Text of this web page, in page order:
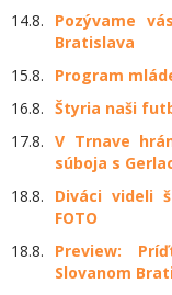
14.8.
Pozývame
Bratislava
15.8.
Program
16.8. Štyria naši
17.8. V Trnave
súboja s
18.8.
Diváci videli
FOTO
18.8.
Preview:
Slovanom